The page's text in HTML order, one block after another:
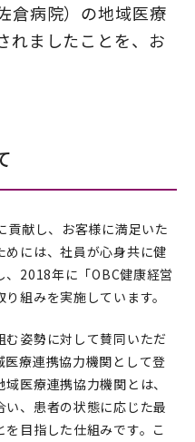
倉病院）の地域医療
れましたことを、お
貢献し、お客様に満足いた
めには、社員が心身共に健
2018年に「OBC健康経営
組みを実施しています。
姿勢に対して賛同いただ
療連携協力機関として登
医療連携協力機関とは、
、患者の状態に応じた最
目指した仕組みです。こ